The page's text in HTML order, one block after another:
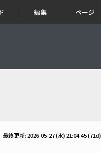
編集 ページ
最終更新: 2026-05-27 (水) 21:04:45(71d)